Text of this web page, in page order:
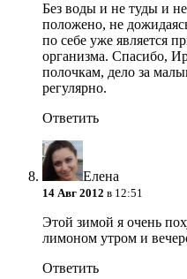
Без воды и не туды и
положено, не
по себе уже является
организма. Спасибо,
полочкам, дело за
регулярно.
Ответить
Елена
14 Авг 2012 в 12:51
Этой зимой я очень
лимоном утром и
Ответить